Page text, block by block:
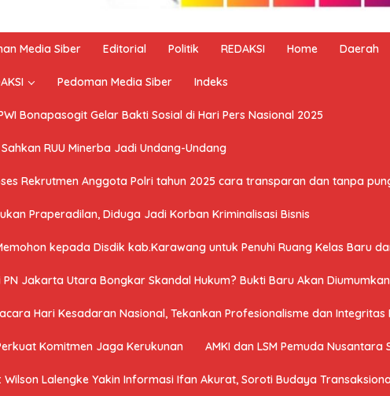
Media Siber Editorial Politik REDAKSI Home Daerah
Pedoman Media Siber Indeks
Bonapasogit Gelar Bakti Sosial di Hari Pers Nasional 2025
RUU Minerba Jadi Undang-Undang
Rekrutmen Anggota Polri tahun 2025 cara transparan dan tanpa
Praperadilan, Diduga Jadi Korban Kriminalisasi Bisnis
kepada Disdik kab.Karawang untuk Penuhi Ruang Kelas Baru
Jakarta Utara Bongkar Skandal Hukum? Bukti Baru Akan
Hari Kesadaran Nasional, Tekankan Profesionalisme dan Integritas
Komitmen Jaga Kerukunan AMKI dan LSM Pemuda
Wilson Lalengke Yakin Informasi Ifan Akurat, Soroti Budaya